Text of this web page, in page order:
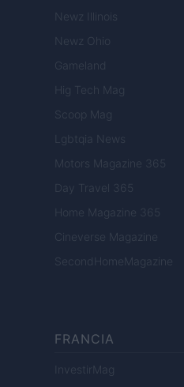
Newz Illinois
Newz Ohio
Gameland
Hig Tech Mag
Scoop Mag
Lgbtqia News
Motors Magazine 365
Day Travel 365
Home Magazine 365
Cineverse Magazine
SecondHomeMagazine
FRANCIA
InvestirMag